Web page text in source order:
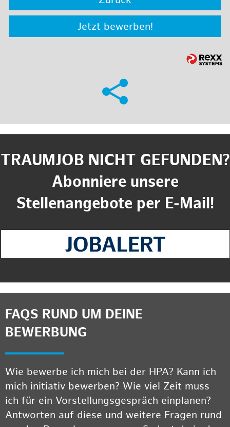
Jetzt bewerben!
TRAUMJOB NICHT GEFUNDEN?
Abonniere unsere
Stellenangebote per E-Mail!
FAQS RUND UM DEINE
BEWERBUNG
Wie bewerbe ich mich bei der HPA? Kann ich
mich initiativ bewerben? Wie viel Zeit muss
ich für ein Vorstellungsgespräch einplanen?
Antworten auf diese und weitere Fragen rund